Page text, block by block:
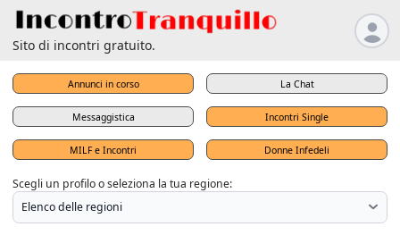
Sito di incontri gratuito.
Annunci in corso La Chat
Messaggistica Incontri Single
MILF e Incontri Donne Infedeli
Scegli un profilo o seleziona la tua regione: